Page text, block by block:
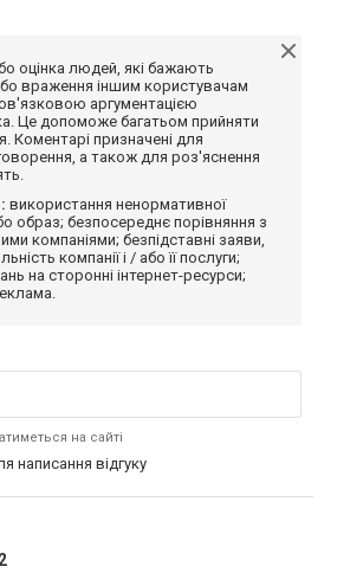
оцінка людей, які бажають
враження іншим користувачам
аргументацією
Це допоможе багатьом прийняти
Коментарі призначені для
а також для роз'яснення
використання ненормативної
образ; безпосереднє порівняння з
компаніями; безпідставні заяви,
компанії і / або її послуги;
на сторонні інтернет-ресурси;
на сайті
написання відгуку